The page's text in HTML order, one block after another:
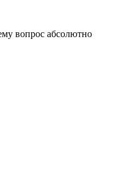
вопрос абсолютно